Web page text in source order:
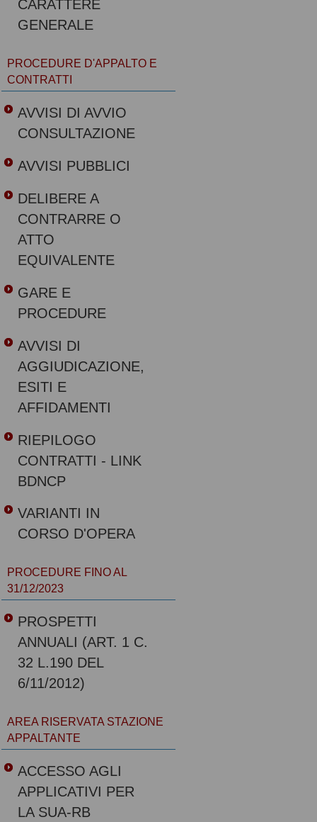
CARATTERE
GENERALE
PROCEDURE D'APPALTO E
CONTRATTI
AVVISI DI AVVIO
CONSULTAZIONE
AVVISI PUBBLICI
DELIBERE A
CONTRARRE O
ATTO
EQUIVALENTE
GARE E
PROCEDURE
AVVISI DI
AGGIUDICAZIONE,
ESITI E
AFFIDAMENTI
RIEPILOGO
CONTRATTI - LINK
BDNCP
VARIANTI IN
CORSO D'OPERA
PROCEDURE FINO AL
31/12/2023
PROSPETTI
ANNUALI (ART. 1 C.
32 L.190 DEL
6/11/2012)
AREA RISERVATA STAZIONE
APPALTANTE
ACCESSO AGLI
APPLICATIVI PER
LA SUA-RB